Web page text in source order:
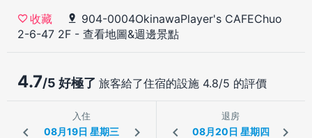
收藏
904-0004OkinawaPlayer's CAFEChuo
2-6-47 2F - 查看地圖&週邊景點
4.7/5 好極了 旅客給了住宿的設施 4.8/5 的評價
入住 退房